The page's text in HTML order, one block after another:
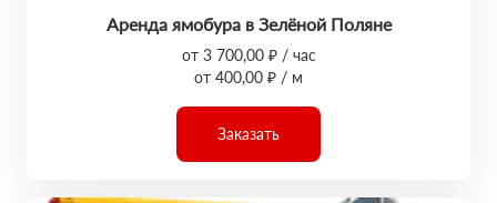
Аренда ямобура в Зелёной Поляне
от 3 700,00 ₽ / час
от 400,00 ₽ / м
Заказать